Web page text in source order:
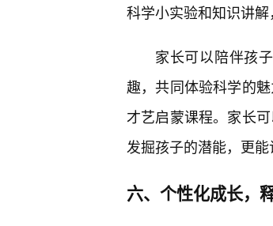
科学小实验和知识讲解
家长可以陪伴孩
趣，共同体验科学的
才艺启蒙课程。家长
发掘孩子的潜能，更
六、个性化成长，